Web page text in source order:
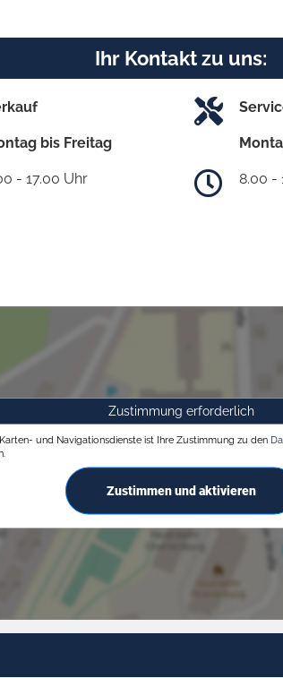
Ihr Kontakt zu uns:
bis Freitag
- 17.00 Uhr 8.00 -
Zustimmung erforderlich
und Navigationsdienste ist Ihre Zustimmung zu den
Zustimmen und aktivieren